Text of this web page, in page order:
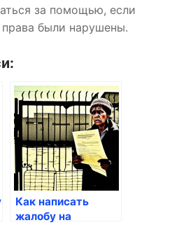
за помощью, если
были нарушены.
Как написать
жалобу на